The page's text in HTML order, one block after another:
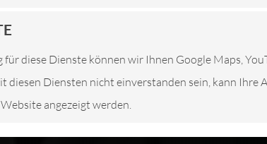
diese Dienste können wir Ihnen Google Maps,
diesen Diensten nicht einverstanden sein, kann Ihre
angezeigt werden.